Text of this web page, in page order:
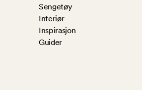
Sengetøy
Interiør
Inspirasjon
Guider